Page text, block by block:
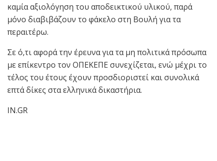
καμία αξιολόγηση του αποδεικτικού υλικού, παρά
μόνο διαβιβάζουν το φάκελο στη Βουλή για τα
περαιτέρω.
Σε ό,τι αφορά την έρευνα για τα μη πολιτικά πρόσωπα
με επίκεντρο τον ΟΠΕΚΕΠΕ συνεχίζεται, ενώ μέχρι το
τέλος του έτους έχουν προσδιοριστεί και συνολικά
επτά δίκες στα ελληνικά δικαστήρια.
IN.GR